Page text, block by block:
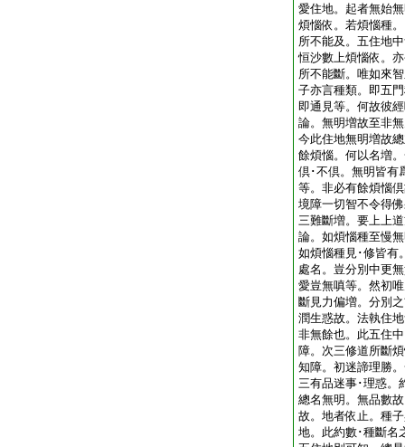
愛住地。起者無始
煩惱依。若煩惱種
所不能及。五住地
恒沙數上煩惱依。
所不能斷。唯如來
子亦言種類。即五
即通見等。何故彼
論。無明増故至非
今此住地無明増故
餘煩惱。何以名増
倶･不倶。無明皆有
等。非必有餘煩惱
境障一切智不令得
三難斷増。要上上
論。如煩惱種至慢
如煩惱種見･修皆有
處名。豈分別中更
愛豈無嗔等。然初
斷見力偏増。分別
潤生惑故。法執住
非無餘也。此五住
障。次三修道所斷
知障。初迷諦理勝
三有品迷事･理惑。
總名無明。無品數
故。地者依止。種
地。此約數･種斷名